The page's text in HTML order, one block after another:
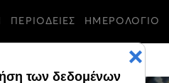
ΠΕΡΙΟΔΕΙΕΣ ΗΜΕΡΟΛΟΓΙΟ